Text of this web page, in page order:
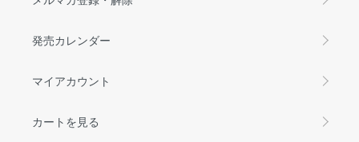
発売カレンダー
マイアカウント
カートを見る